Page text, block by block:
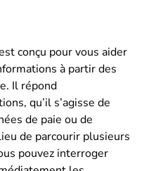
conçu pour vous aider
à partir des
Il répond
qu’il s’agisse de
de paie ou de
de parcourir plusieurs
pouvez interroger